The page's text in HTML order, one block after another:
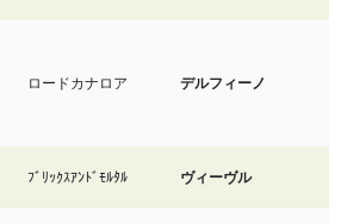
ロードカナロア デルフィーノ
ﾌﾞﾘｯｸｽｱﾝﾄﾞﾓﾙﾀﾙ ヴィーヴル